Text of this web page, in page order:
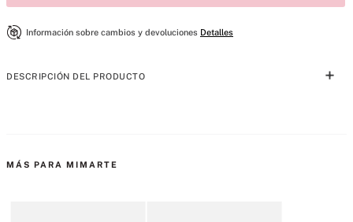
Información sobre cambios y devoluciones Detalles
DESCRIPCIÓN DEL PRODUCTO
MÁS PARA MIMARTE